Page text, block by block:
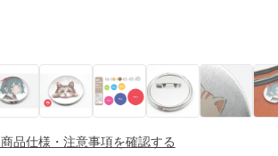
商品仕様・注意事項を確認する